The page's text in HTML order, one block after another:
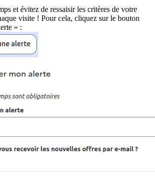
et évitez de ressaisir les critères de votre
visite ! Pour cela, cliquez sur le bouton
» :